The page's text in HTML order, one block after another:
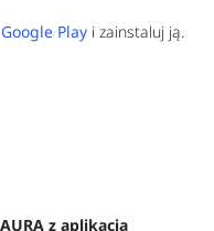
Google Playi zainstaluj ją.
z aplikacją